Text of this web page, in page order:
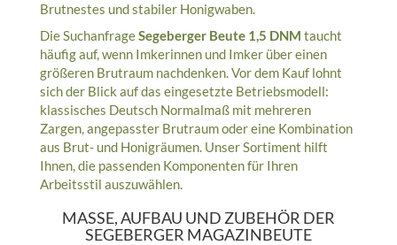
Brutnestes und stabiler Honigwaben.
Die SuchanfrageSegeberger Beute 1,5 DNM taucht
häufig auf, wenn Imkerinnen und Imker über einen
größeren Brutraum nachdenken. Vor dem Kauf lohnt
sich der Blick auf das eingesetzte Betriebsmodell:
klassisches Deutsch Normalmaß mit mehreren
Zargen, angepasster Brutraum oder eine Kombination
aus Brut- und Honigräumen. Unser Sortiment hilft
Ihnen, die passenden Komponenten für Ihren
Arbeitsstil auszuwählen.
MASSE, AUFBAU UND ZUBEHÖR DER S
EGEBERGER MAGAZINBEUTE